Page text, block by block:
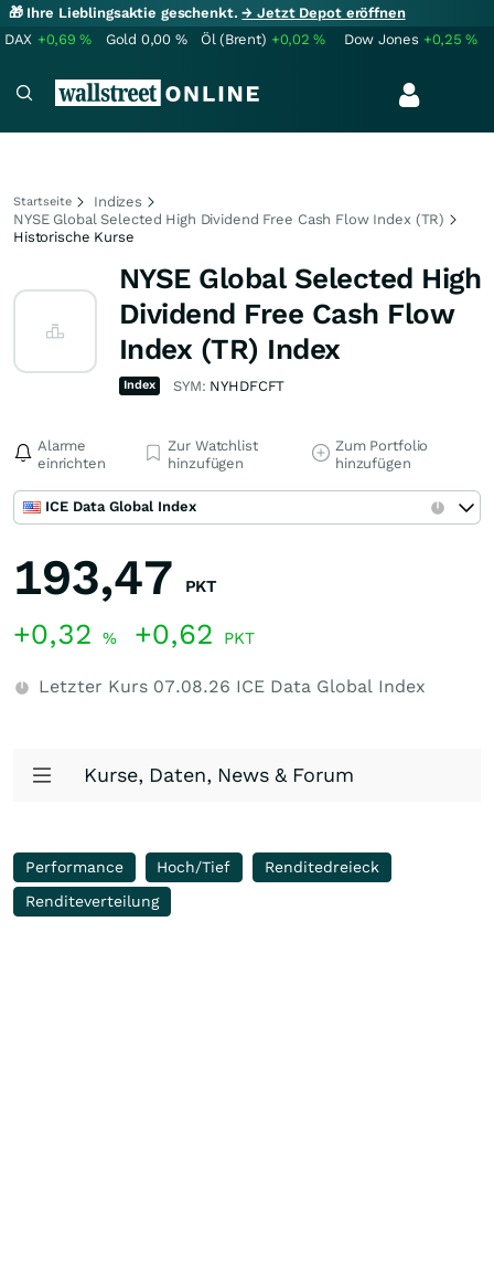
🎁 Ihre Lieblingsaktie geschenkt.→ Jetzt Depot eröffnen
DAX +0,69% Gold 0,00 % Öl (Brent) +0,02% Dow Jones +0,25%
Startseite
Indizes
NYSE Global Selected High Dividend Free Cash Flow Index (TR)
Historische Kurse
NYSE Global Selected High
Dividend Free Cash Flow
Index (TR) Index
Index SYM: NYHDFCFT
Alarme
einrichten
Zur Watchlist
hinzufügen
Zum Portfolio
hinzufügen
ICE Data Global Index
193,47 PKT
+0,32 % +0,62 PKT
Letzter Kurs 07.08.26 ICE Data Global Index
Kurse, Daten, News & Forum
Performance Hoch/Tief
Renditedreieck
Renditeverteilung